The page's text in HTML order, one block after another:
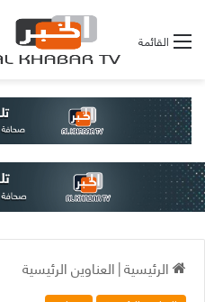
القائمة
الرئيسية|العناوين الرئيسية